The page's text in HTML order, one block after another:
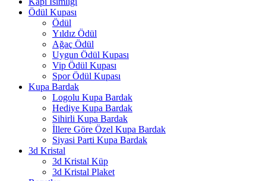
Ödül Kupası
Ödül
Yıldız Ödül
Ağaç Ödül
Uygun Ödül Kupası
Vip Ödül Kupası
Spor Ödül Kupası
Kupa Bardak
Logolu Kupa Bardak
Hediye Kupa Bardak
Sihirli Kupa Bardak
İllere Göre Özel Kupa Bardak
Siyasi Parti Kupa Bardak
3d Kristal
3d Kristal Küp
3d Kristal Plaket